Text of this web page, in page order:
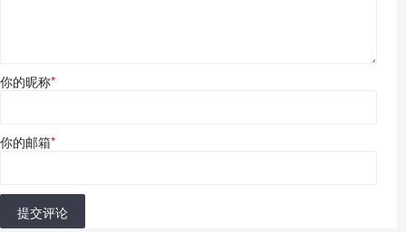
你的昵称*
你的邮箱*
提交评论